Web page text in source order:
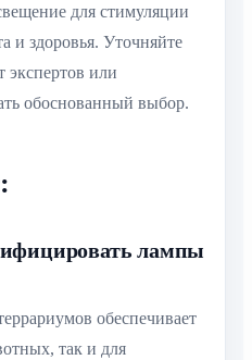
для стимуляции
и здоровья. Уточняйте
экспертов или
обоснованный выбор.
лампы
обеспечивает
так и для